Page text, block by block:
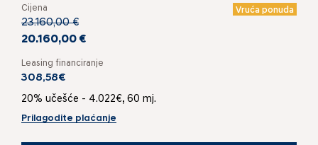
Cijena Vruća ponuda
23.160,00 €
20.160,00 €
Leasing financiranje
308,58€
20% učešće - 4.022€, 60 mj.
Prilagodite plaćanje